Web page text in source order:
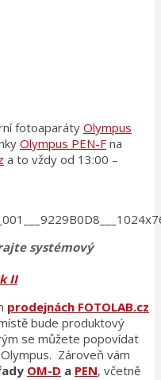
fotoaparáty Olympus
Olympus PEN-F na
a to vždy od 13:00 –
systémový
II
prodejnách FOTOLAB.cz
bude produktový
se můžete popovídat
Zároveň vám
OM-D a PEN, včetně